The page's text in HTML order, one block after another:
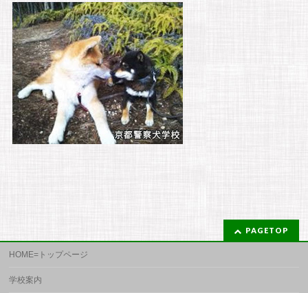
PAGETOP
HOME=トップページ
学校案内